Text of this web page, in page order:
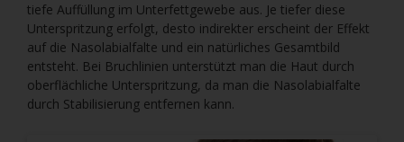
tiefe Auffüllung im Unterfettgewebe aus. Je tiefer diese
Unterspritzung erfolgt, desto indirekter erscheint der Effekt
auf die Nasolabialfalte und ein natürliches Gesamtbild
entsteht. Bei Bruchlinien unterstützt man die Haut durch
oberflächliche Unterspritzung, da man die Nasolabialfalte
durch Stabilisierung entfernen kann.